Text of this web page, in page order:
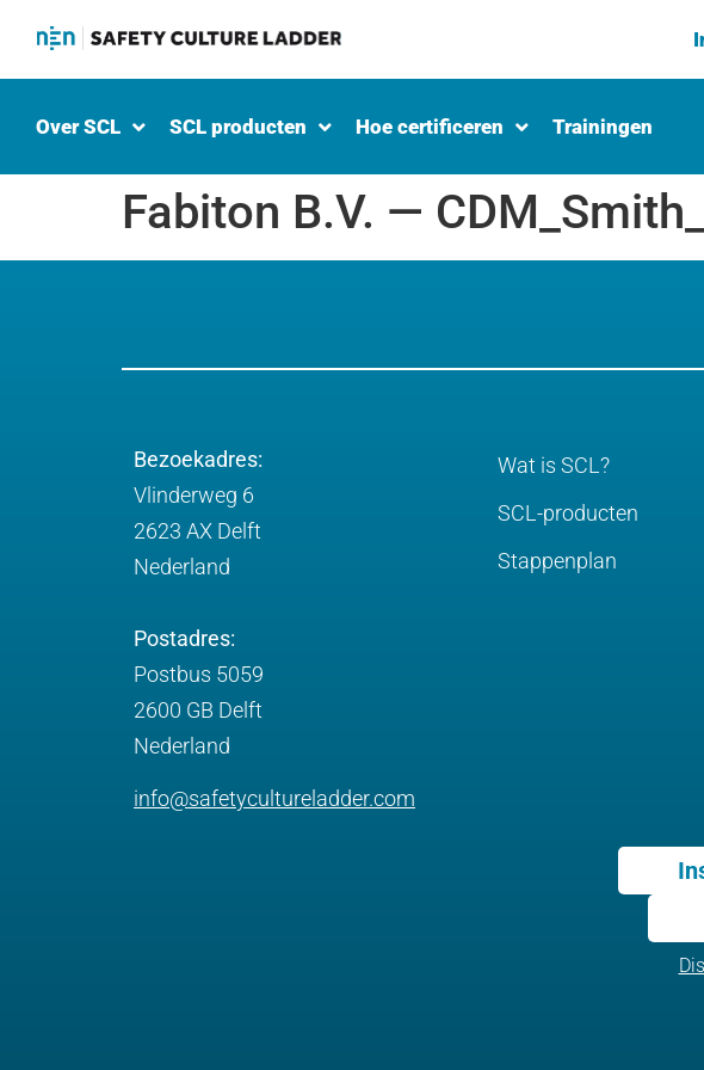
Over SCL SCL producten Hoe certificeren Trainingen
Fabiton B.V. —
Bezoekadres:
Vlinderweg 6
2623 AX Delft
Nederland
Postadres:
Postbus 5059
2600 GB Delft
Nederland
info@safetycultureladder.com
Wat is SCL?
SCL-producten
Stappenplan